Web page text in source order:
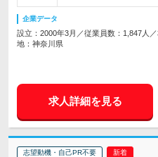
企業データ
設立：2000年3月／従業員数：1,847人
地：神奈川県
求人詳細を見る
志望動機・自己PR不要